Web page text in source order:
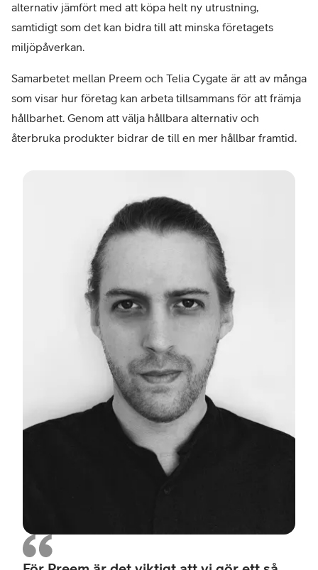
alternativ jämfört med att köpa helt ny utrustning,
samtidigt som det kan bidra till att minska företagets
miljöpåverkan.
Samarbetet mellan Preem och Telia Cygate är att av många
som visar hur företag kan arbeta tillsammans för att främja
hållbarhet. Genom att välja hållbara alternativ och
återbruka produkter bidrar de till en mer hållbar framtid.